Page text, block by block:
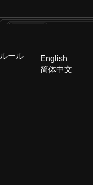
ール
English
简体中文